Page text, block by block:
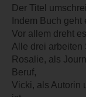
Der Titel
Indem Buch
Vor allem dreht
Alle drei arbeiten
Rosalie, als
Beruf,
Vicki, als Autorin